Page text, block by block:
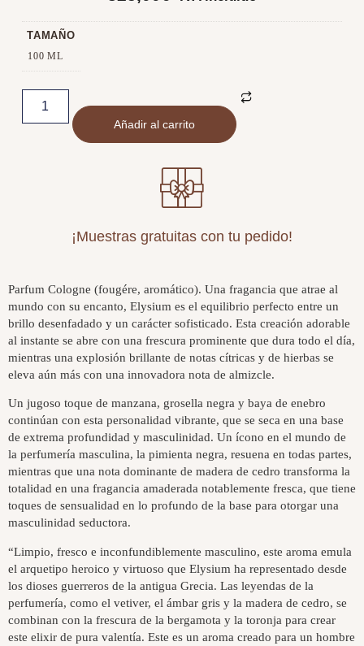
TAMAÑO
100 ML
Añadir al carrito
¡Muestras gratuitas con tu pedido!
Parfum Cologne (fougére, aromático). Una fragancia que atrae al
mundo con su encanto, Elysium es el equilibrio perfecto entre un
brillo desenfadado y un carácter sofisticado. Esta creación adorable
al instante se abre con una frescura prominente que dura todo el día,
mientras una explosión brillante de notas cítricas y de hierbas se
eleva aún más con una innovadora nota de almizcle.
Un jugoso toque de manzana, grosella negra y baya de enebro
continúan con esta personalidad vibrante, que se seca en una base
de extrema profundidad y masculinidad. Un ícono en el mundo de
la perfumería masculina, la pimienta negra, resuena en todas partes,
mientras que una nota dominante de madera de cedro transforma la
totalidad en una fragancia amaderada notablemente fresca, que tiene
toques de sensualidad en lo profundo de la base para otorgar una
masculinidad seductora.
“Limpio, fresco e inconfundiblemente masculino, este aroma emula
el arquetipo heroico y virtuoso que Elysium ha representado desde
los dioses guerreros de la antigua Grecia. Las leyendas de la
perfumería, como el vetiver, el ámbar gris y la madera de cedro, se
combinan con la frescura de la bergamota y la toronja para crear
este elixir de pura valentía. Este es un aroma creado para un hombre